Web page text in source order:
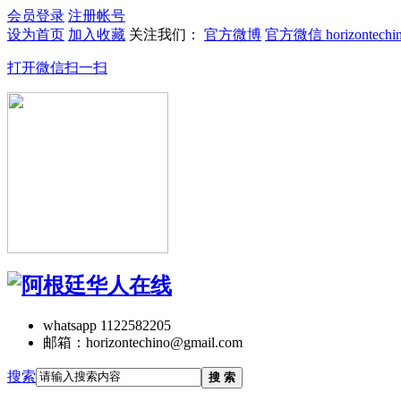
会员登录 注册帐号
设为首页 加入收藏 关注我们： 官方微博 官方微信
打开微信扫一扫
whatsapp 1122582205
邮箱：horizontechino@gmail.com
搜索 搜 索